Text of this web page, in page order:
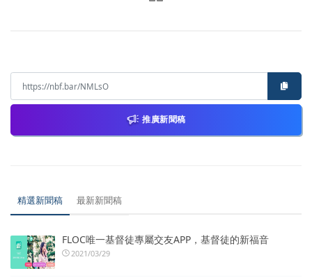
推廣新聞稿
精選新聞稿 最新新聞稿
FLOC唯一基督徒專屬交友APP，基督徒的新福音
2021/03/29